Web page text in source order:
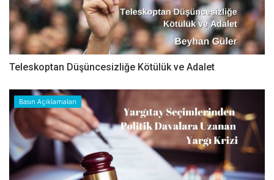
Teleskoptan Düşüncesizliğe Kötülük ve Adalet
Basın Açıklamaları